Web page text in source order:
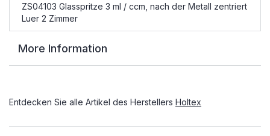
ZS04103 Glasspritze 3 ml / ccm, nach der Metall zentriert
Luer 2 Zimmer
More Information
Entdecken Sie alle Artikel des Herstellers Holtex